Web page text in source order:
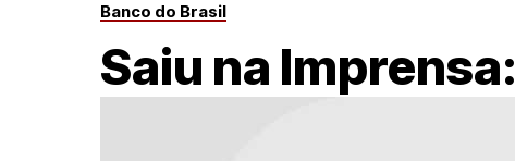
Banco do Brasil
Saiu na